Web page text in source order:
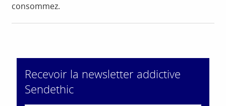
consommez.
Recevoir la newsletter addictive
Sendethic